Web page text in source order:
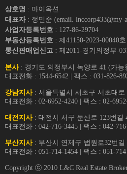
상호명 : 마이옥션
대표자 : 정민준 (email. lnccorp433@my-
사업자등록번호 : 127-86-29704
부동산등록번호 : 제41150-2023-00040호
통신판매업신고 : 제2011-경기의정부-
본사: 경기도 의정부시 녹양로 41 (가능
대표전화 : 1544-6542 | 팩스 : 031-826-
강남지사: 서울특별시 서초구 서초대로
대표전화 : 02-6952-4240 | 팩스 : 02-
대전지사: 대전시 서구 둔산로 123번길
대표전화 : 042-716-3445 | 팩스 : 042-
부산지사: 부산시 연제구 법원로32번길
대표전화 : 051-714-1454 | 팩스 : 051-
Copyright ⓒ 2010 L&C Real Estate